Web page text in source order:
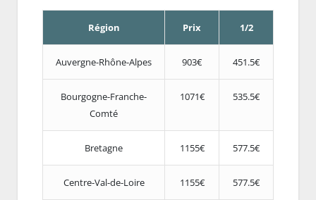
Région Prix 1/2
Auvergne-Rhône-Alpes 903€ 451.5€
Bourgogne-Franche-
Comté
1071€ 535.5€
Bretagne 1155€ 577.5€
Centre-Val-de-Loire 1155€ 577.5€